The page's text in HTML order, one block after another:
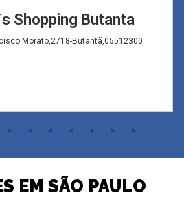
Shopping Butanta
Morato,2718-Butantã,05512300
EM SÃO PAULO